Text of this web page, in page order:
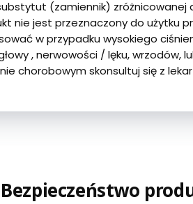
(zamiennik) zróżnicowanej
nie jest przeznaczony do użytku
w przypadku wysokiego
, nerwowości / lęku, wrzodów,
chorobowym skonsultuj się z
Bezpieczeństwo